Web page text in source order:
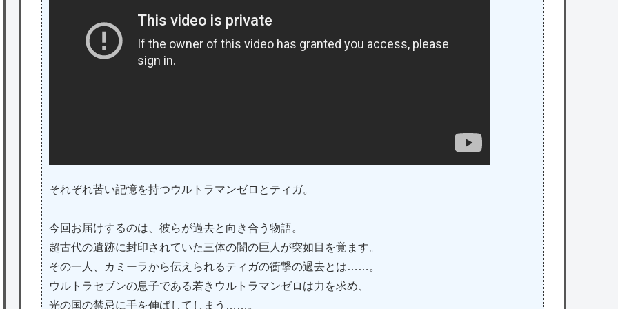
それぞれ苦い記憶を持つウルトラマンゼロとティガ。
今回お届けするのは、彼らが過去と向き合う物語。
超古代の遺跡に封印されていた三体の闇の巨人が突如目を覚ます。
その一人、カミーラから伝えられるティガの衝撃の過去とは……。
ウルトラセブンの息子である若きウルトラマンゼロは力を求め、
光の国の禁忌に手を伸ばしてしまう……。